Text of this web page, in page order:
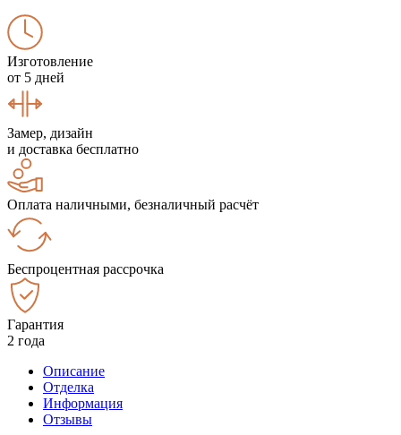
Изготовление
от 5 дней
Замер, дизайн
и доставка бесплатно
Оплата наличными, безналичный расчёт
Беспроцентная рассрочка
Гарантия
2 года
Описание
Отделка
Информация
Отзывы